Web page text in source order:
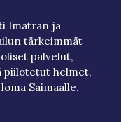
Imatran ja
tärkeimmät
palvelut,
piilotetut helmet,
Saimaalle.